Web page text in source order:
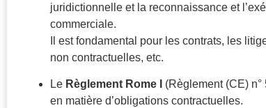
juridictionnelle et la reconnaissance et
commerciale.
Il est fondamental pour les contrats, les
non contractuelles, etc.
Le Règlement Rome I (Règlement (CE)
en matière d’obligations contractuelles.